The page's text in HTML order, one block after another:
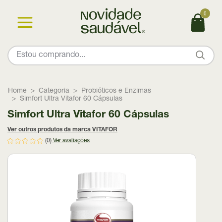
0
Home Categoria
Probióticos e Enzimas
Simfort Ultra Vitafor 60 Cápsulas
Simfort Ultra Vitafor 60 Cápsulas
Ver outros produtos da marca VITAFOR
(0) Ver avaliações